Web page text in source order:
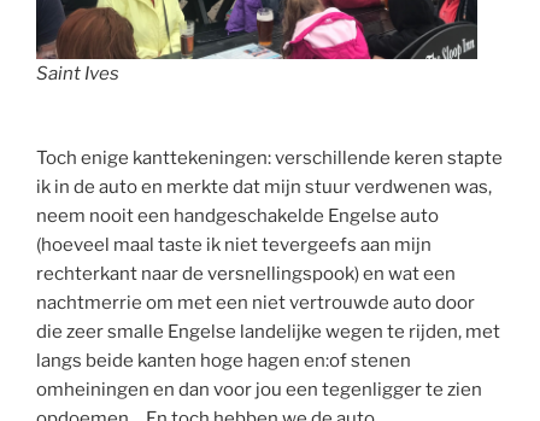
Saint Ives
Toch enige kanttekeningen: verschillende keren stapte
ik in de auto en merkte dat mijn stuur verdwenen was,
neem nooit een handgeschakelde Engelse auto
(hoeveel maal taste ik niet tevergeefs aan mijn
rechterkant naar de versnellingspook) en wat een
nachtmerrie om met een niet vertrouwde auto door
die zeer smalle Engelse landelijke wegen te rijden, met
langs beide kanten hoge hagen en:of stenen
omheiningen en dan voor jou een tegenligger te zien